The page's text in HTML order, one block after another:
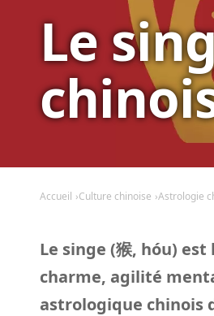
Le
Accueil Culture chinoise Astrologie
Le singe (猴, hóu)
charme, agilité
astrologique chinois